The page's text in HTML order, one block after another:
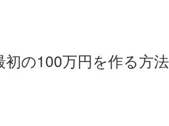
の100万円を作る方法